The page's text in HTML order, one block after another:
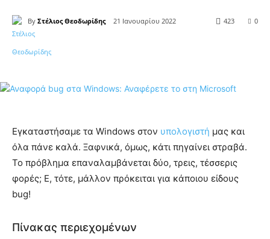
By Στέλιος Θεοδωρίδης 21 Ιανουαρίου 2022 0
423
Εγκαταστήσαμε τα Windows στον υπολογιστή μας και
όλα πάνε καλά. Ξαφνικά, όμως, κάτι πηγαίνει στραβά.
Το πρόβλημα επαναλαμβάνεται δύο, τρεις, τέσσερις
φορές; Ε, τότε, μάλλον πρόκειται για κάποιου είδους
bug!
Πίνακας περιεχομένων